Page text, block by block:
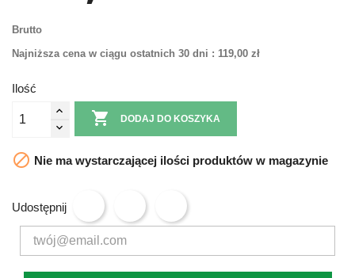
Brutto
Najniższa cena w ciągu ostatnich 30 dni : 119,00 zł
Ilość
 DODAJ DO KOSZYKA
 Nie ma wystarczającej ilości produktów w magazynie
Udostępnij